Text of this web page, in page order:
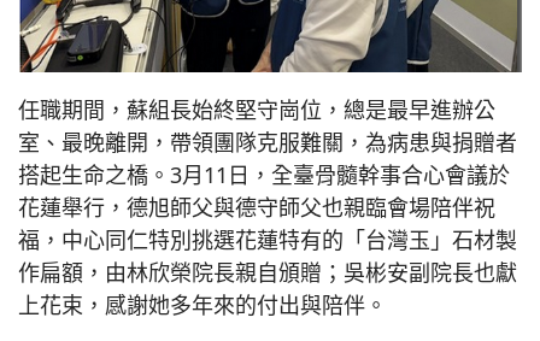
任職期間，蘇組長始終堅守崗位，總是最早進辦公
室、最晚離開，帶領團隊克服難關，為病患與捐贈者
搭起生命之橋。3月11日，全臺骨髓幹事合心會議於
花蓮舉行，德旭師父與德守師父也親臨會場陪伴祝
福，中心同仁特別挑選花蓮特有的「台灣玉」石材製
作扁額，由林欣榮院長親自頒贈；吳彬安副院長也獻
上花束，感謝她多年來的付出與陪伴。